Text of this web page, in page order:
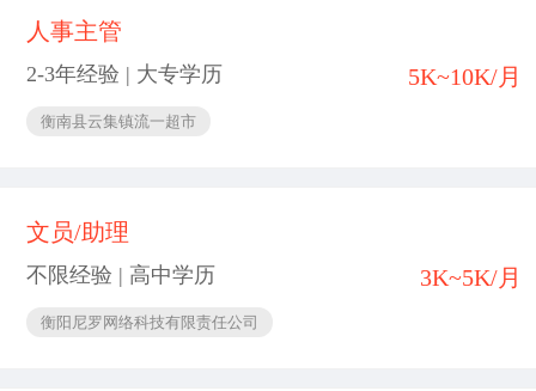
人事主管
2-3年经验 | 大专学历
衡南县云集镇流一超市
5K~10K/月
文员/助理
不限经验 | 高中学历
衡阳尼罗网络科技有限责任公司
3K~5K/月